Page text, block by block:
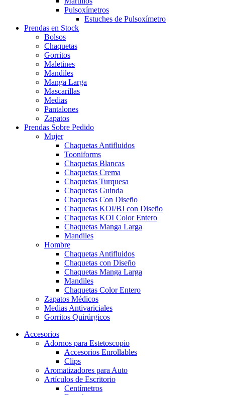
Pulsoxímetros
Estuches de Pulsoxímetro
Prendas en Stock
Bolsos
Chaquetas
Gorritos
Maletines
Mandiles
Manga Larga
Mascarillas
Medias
Pantalones
Zapatos
Prendas Sobre Pedido
Mujer
Chaquetas Antifluidos
Tooniforms
Chaquetas Blancas
Chaquetas Crema
Chaquetas Turquesa
Chaquetas Guinda
Chaquetas Con Diseño
Chaquetas KOI/BJ con Diseño
Chaquetas KOI Color Entero
Chaquetas Manga Larga
Mandiles
Hombre
Chaquetas Antifluidos
Chaquetas con Diseño
Chaquetas Manga Larga
Mandiles
Chaquetas Color Entero
Zapatos Médicos
Medias Antivariciales
Gorritos Quirúrgicos
Accesorios
Adornos para Estetoscopio
Accesorios Enrollables
Clips
Aromatizadores para Auto
Artículos de Escritorio
Centímetros